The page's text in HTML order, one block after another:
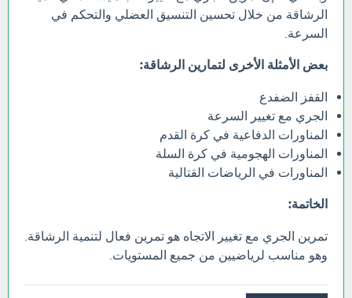
الرشاقة من خلال تحسين التنسيق العضلي والتحكم في
السرعة.
بعض الأمثلة الأخرى لتمارين الرشاقة:
القفز الضفدع
الجري مع تغيير السرعة
المناورات الدفاعية في كرة القدم
المناورات الهجومية في كرة السلة
المناورات في الرياضات القتالية
الخاتمة:
تمرين الجري مع تغيير الاتجاه هو تمرين فعال لتنمية الرشاقة.
وهو مناسب لرياضيين من جميع المستويات.